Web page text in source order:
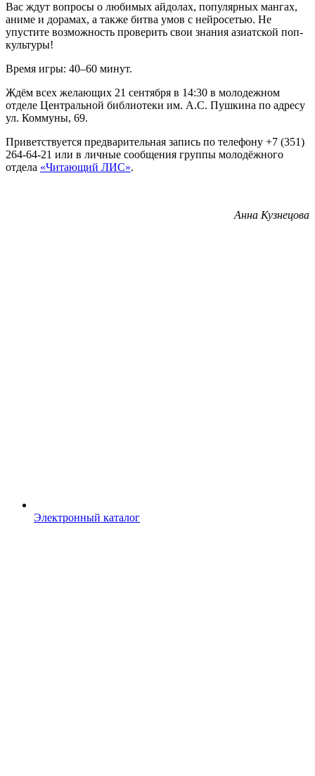
Вас ждут вопросы о любимых айдолах, популярных мангах,
аниме и дорамах, а также битва умов с нейросетью. Не
упустите возможность проверить свои знания азиатской поп-
культуры!
Время игры: 40–60 минут.
Ждём всех желающих 21 сентября в 14:30 в молодежном
отделе Центральной библиотеки им. А.С. Пушкина по адресу
ул. Коммуны, 69.
Приветствуется предварительная запись по телефону +7 (351)
264-64-21 или в личные сообщения группы молодёжного
отдела «Читающий ЛИС».
Анна Кузнецова
Электронный каталог